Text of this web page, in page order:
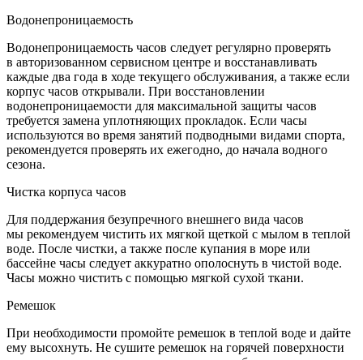
Водонепроницаемость
Водонепроницаемость часов следует регулярно проверять
в авторизованном сервисном центре и восстанавливать
каждые два года в ходе текущего обслуживания, а также если
корпус часов открывали. При восстановлении
водонепроницаемости для максимальной защиты часов
требуется замена уплотняющих прокладок. Если часы
используются во время занятий подводными видами спорта,
рекомендуется проверять их ежегодно, до начала водного
сезона.
Чистка корпуса часов
Для поддержания безупречного внешнего вида часов
мы рекомендуем чистить их мягкой щеткой с мылом в теплой
воде. После чистки, а также после купания в море или
бассейне часы следует аккуратно ополоснуть в чистой воде.
Часы можно чистить с помощью мягкой сухой ткани.
Ремешок
При необходимости промойте ремешок в теплой воде и дайте
ему высохнуть. Не сушите ремешок на горячей поверхности